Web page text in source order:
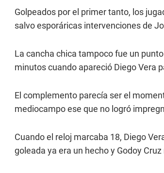
Golpeados por el primer tanto, los
salvo esporáricas intervenciones de
La cancha chica tampoco fue un
minutos cuando apareció Diego Vera
El complemento parecía ser el
mediocampo ese que no logró
Cuando el reloj marcaba 18, Diego
goleada ya era un hecho y Godoy